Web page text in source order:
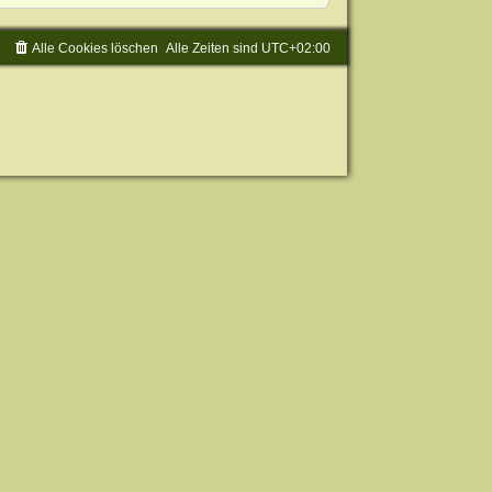
Alle Zeiten sind UTC+02:00
Alle Cookies löschen